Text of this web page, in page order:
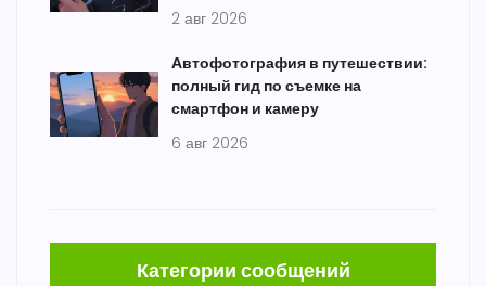
2 авг 2026
Автофотография в путешествии:
полный гид по съемке на
смартфон и камеру
6 авг 2026
Категории сообщений